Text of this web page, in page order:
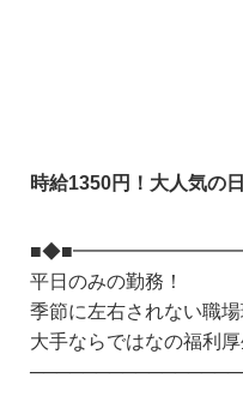
時給1350円！大人気の
平日のみの勤務！
季節に左右されない職
大手ならではなの福利厚